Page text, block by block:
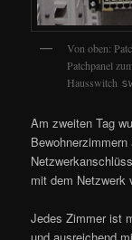
Von oben:
Patchpanel
Hausswitch
Am zweiten Tag
mit dem Netzwerk
Jedes Zimmer ist